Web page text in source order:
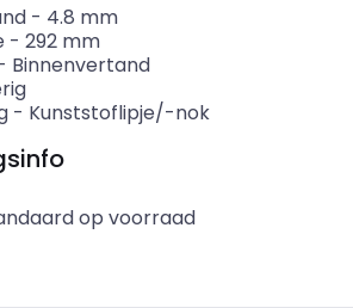
- 4.8 mm
- 292 mm
Binnenvertand
- Kunststoflipje/-nok
op voorraad